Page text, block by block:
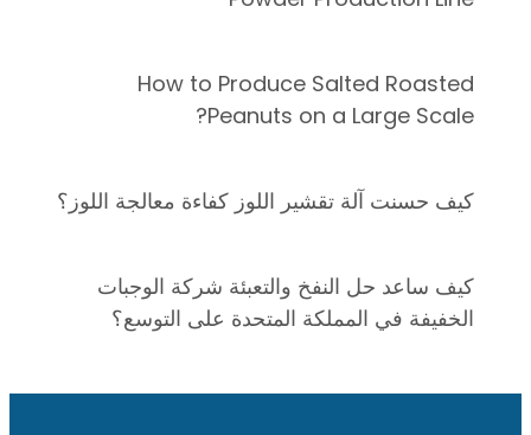
How to Produce Salted Roasted
Peanuts on a Large Scale?
كيف حسنت آلة تقشير اللوز كفاءة معالجة اللوز؟
كيف ساعد حل النفخ والتعبئة شركة الوجبات
الخفيفة في المملكة المتحدة على التوسع؟